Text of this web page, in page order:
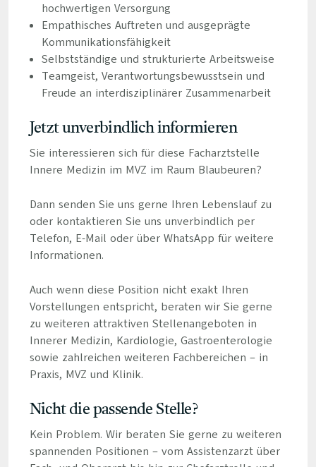
hochwertigen Versorgung
Empathisches Auftreten und ausgeprägte
Kommunikationsfähigkeit
Selbstständige und strukturierte Arbeitsweise
Teamgeist, Verantwortungsbewusstsein und
Freude an interdisziplinärer Zusammenarbeit
Jetzt unverbindlich informieren
Sie interessieren sich für diese Facharztstelle
Innere Medizin im MVZ im Raum Blaubeuren?
Dann senden Sie uns gerne Ihren Lebenslauf zu
oder kontaktieren Sie uns unverbindlich per
Telefon, E-Mail oder über WhatsApp für weitere
Informationen.
Auch wenn diese Position nicht exakt Ihren
Vorstellungen entspricht, beraten wir Sie gerne
zu weiteren attraktiven Stellenangeboten in
Innerer Medizin, Kardiologie, Gastroenterologie
sowie zahlreichen weiteren Fachbereichen – in
Praxis, MVZ und Klinik.
Nicht die passende Stelle?
Kein Problem. Wir beraten Sie gerne zu weiteren
spannenden Positionen – vom Assistenzarzt über